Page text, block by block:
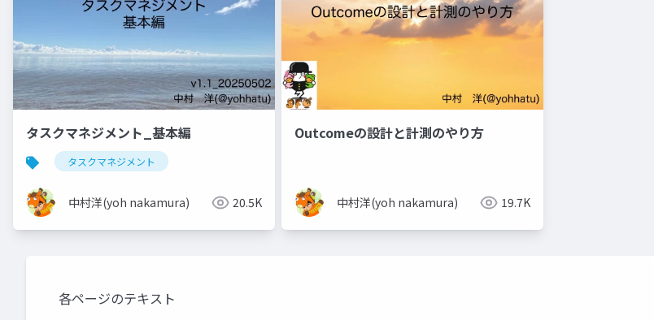
タスクマネジメント_基本編
タスクマネジメント
中村洋(yoh nakamura) 20.5K
Outcomeの設計と計測のやり方
中村洋(yoh nakamura) 19.7K
各ページのテキスト